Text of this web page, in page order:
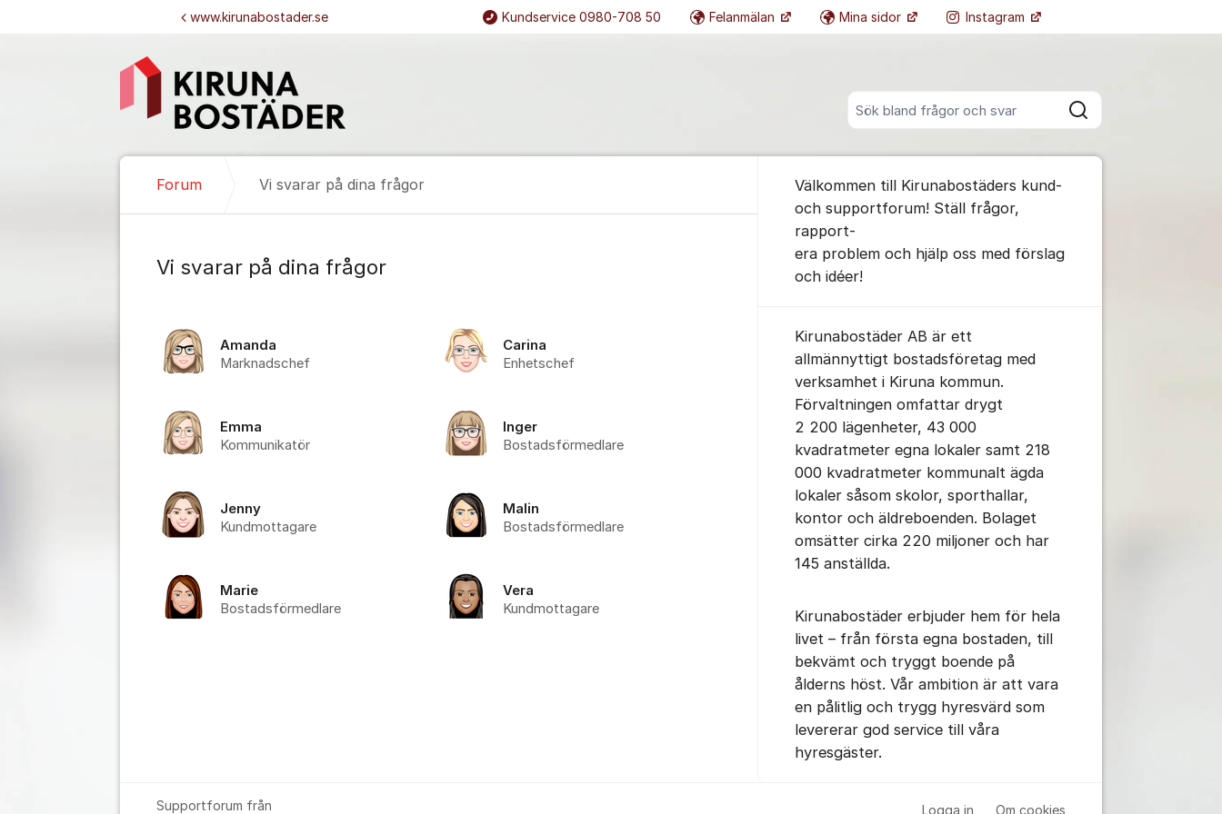
Sök bland alla inlägg
Sök
www.kirunabostader.se Kundservice 0980-708 50 Felanmälan Mina sidor Instagram Fler supportlänkar
Forum Vi svarar på dina frågor
Vi svarar på dina frågor
Amanda
Marknadschef
Carina
Enhetschef
Emma
Kommunikatör
Inger
Bostadsförmedlare
Jenny
Kundmottagare
Malin
Bostadsförmedlare
Marie
Bostadsförmedlare
Vera
Kundmottagare
Välkommen till Kirunabostäders kund-
och supportforum! Ställ frågor,
rapport-
era problem och hjälp oss med förslag
och idéer!
Kirunabostäder AB är ett
allmännyttigt bostadsföretag med
verksamhet i Kiruna kommun.
Förvaltningen omfattar drygt
2 200 lägenheter, 43 000
kvadratmeter egna lokaler samt 218
000 kvadratmeter kommunalt ägda
lokaler såsom skolor, sporthallar,
kontor och äldreboenden. Bolaget
omsätter cirka 220 miljoner och har
145 anställda.
Kirunabostäder erbjuder hem för hela
livet – från första egna bostaden, till
bekvämt och tryggt boende på
ålderns höst. Vår ambition är att vara
en pålitlig och trygg hyresvärd som
levererar god service till våra
hyresgäster.
Supportforum från Logga in Om cookies